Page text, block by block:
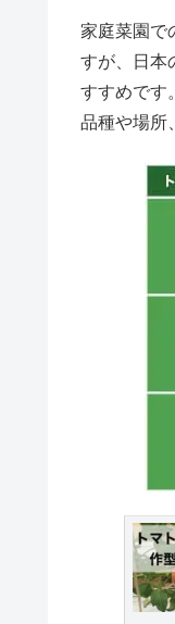
家庭菜園で
すが、日本
すすめです。
品種や場所